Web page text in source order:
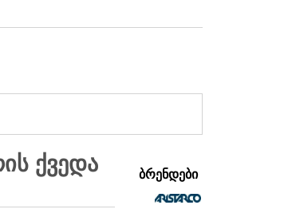
ᲥᲕᲔᲓᲐ ᲑᲠᲔᲜᲓᲔᲑᲘ